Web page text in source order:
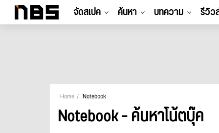
จัดสเปค ค้นหา บทความ รีวิว
Home Notebook
Notebook - ค้นหาโน้ตบุ๊ค